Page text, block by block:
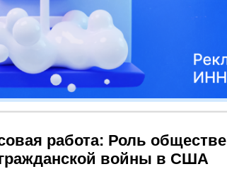
работа: Роль
войны в США